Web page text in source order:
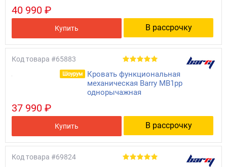
40 990 ₽
Купить В рассрочку
Код товара #65883
Шоурум
Кровать функциональная
механическая Barry MB1pp
однорычажная
37 990 ₽
Купить В рассрочку
Код товара #69824